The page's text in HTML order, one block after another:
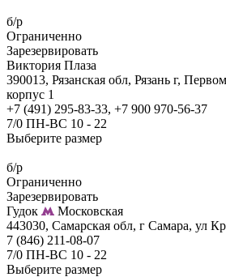
б/р
Ограниченно
Зарезервировать
Виктория Плаза
390013, Рязанская обл, Рязань г,
корпус 1
+7 (491) 295-83-33, +7 900 970-56-37
7/0 ПН-ВС 10 - 22
Выберите размер
б/р
Ограниченно
Зарезервировать
Гудок
Московская
443030, Самарская обл, г Самара, ул
7 (846) 211-08-07
7/0 ПН-ВС 10 - 22
Выберите размер